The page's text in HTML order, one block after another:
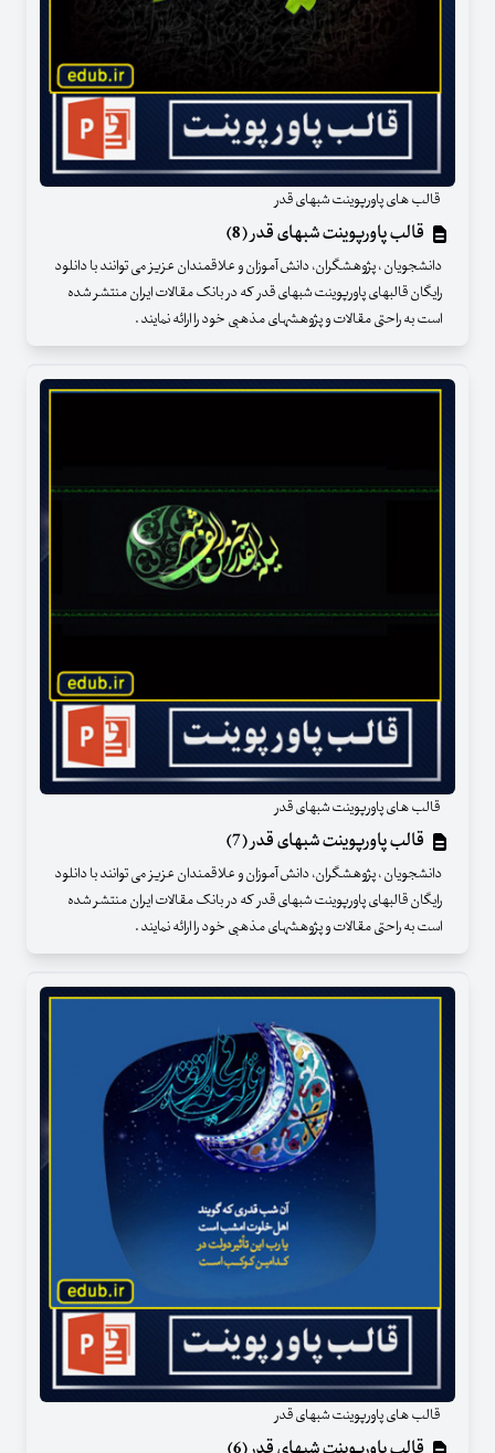
قالب های پاورپوینت شبهای قدر
قالب پاورپوینت شبهای قدر (8)
دانشجویان ، پژوهشگران، دانش آموزان و علاقمندان عزیز می توانند با دانلود
رایگان قالبهای پاورپوینت شبهای قدر که در بانک مقالات ایران منتشر شده
است به راحتی مقالات و پژوهشهای مذهبی خود را ارائه نمایند .
قالب های پاورپوینت شبهای قدر
قالب پاورپوینت شبهای قدر (7)
دانشجویان ، پژوهشگران، دانش آموزان و علاقمندان عزیز می توانند با دانلود
رایگان قالبهای پاورپوینت شبهای قدر که در بانک مقالات ایران منتشر شده
است به راحتی مقالات و پژوهشهای مذهبی خود را ارائه نمایند .
قالب های پاورپوینت شبهای قدر